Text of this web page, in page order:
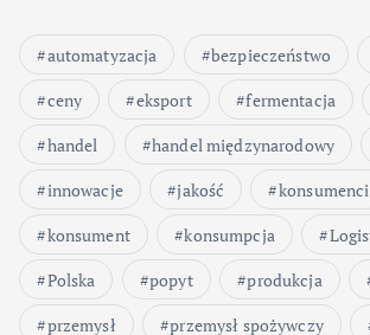
w
a
n
i
e
w
automatyzacja bezpieczeństwo
ceny
eksport fermentacja
handel
handel międzynarodowy
innowacje
jakość
konsumenci
konsument
konsumpcja
Polska
popyt produkcja
przemysł
przemysł spożywczy